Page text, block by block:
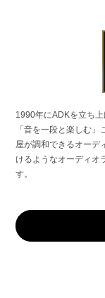
1990年にADKを立ち
「音を一段と楽しむ
屋が調和できるオーデ
けるようなオーディオ
す。